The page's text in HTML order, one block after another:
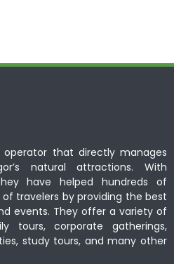
that directly manages
natural attractions. With
have helped hundreds of
travelers by providing the best
events. They offer a variety of
tours, corporate gatherings,
study tours, and many other